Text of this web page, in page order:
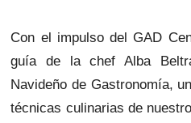
Con el impulso del GAD
guía de la chef Alba
Navideño de Gastronomía,
técnicas culinarias de